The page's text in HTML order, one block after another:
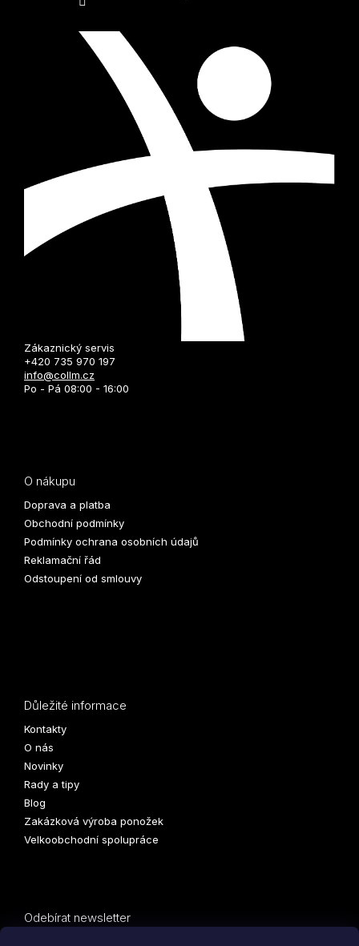
Zákaznický servis
+420 735 970 197
info@collm.cz
Po - Pá 08:00 - 16:00
O nákupu
Doprava a platba
Obchodní podmínky
Podmínky ochrana osobních údajů
Reklamační řád
Odstoupení od smlouvy
Důležité informace
Kontakty
O nás
Novinky
Rady a tipy
Blog
Zakázková výroba ponožek
Velkoobchodní spolupráce
Odebírat newsletter